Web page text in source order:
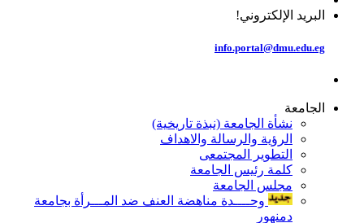
البريد الإلكتروني!
info.portal@dmu.edu.eg
الجامعة
نشأة الجامعة (نبذة تاريخية)
الرؤية والرسالة والاهداف
التطوير المجتمعى
كلمة رئيس الجامعة
مجلس الجامعة
وحــــدة مناهضة العنف ضد المـــرأة بجامعة
دمنهور